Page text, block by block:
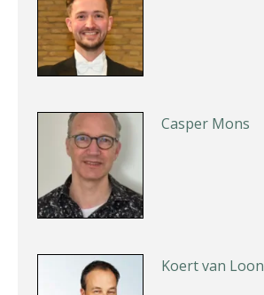
Casper Mons
Koert van Loon